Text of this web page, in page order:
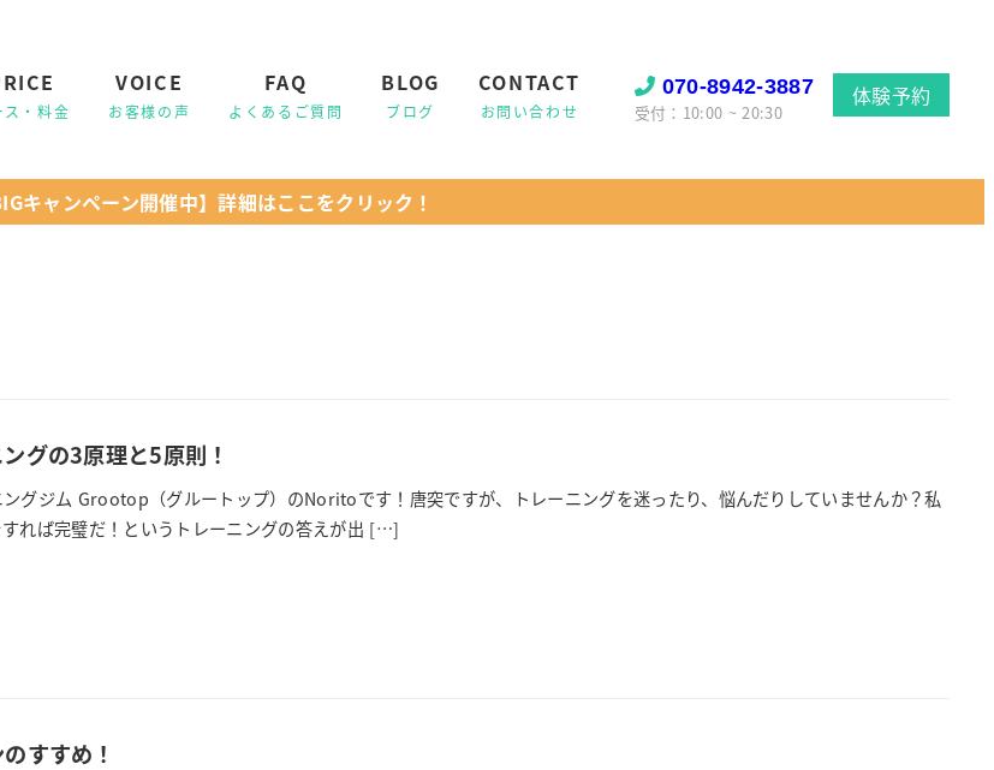
VOICE FAQ BLOG CONTACT 070-8942-3887
受付：10:00 ~ 20:30
体験予約
キャンペーン開催中】詳細はここをクリック！
グの3原理と5原則！
グジム Grootop（グルートップ）のNoritoです！唐突ですが、トレーニングを迷ったり、悩んだりしていませんか？私
れば完璧だ！というトレーニングの答えが出 […]
すすめ！